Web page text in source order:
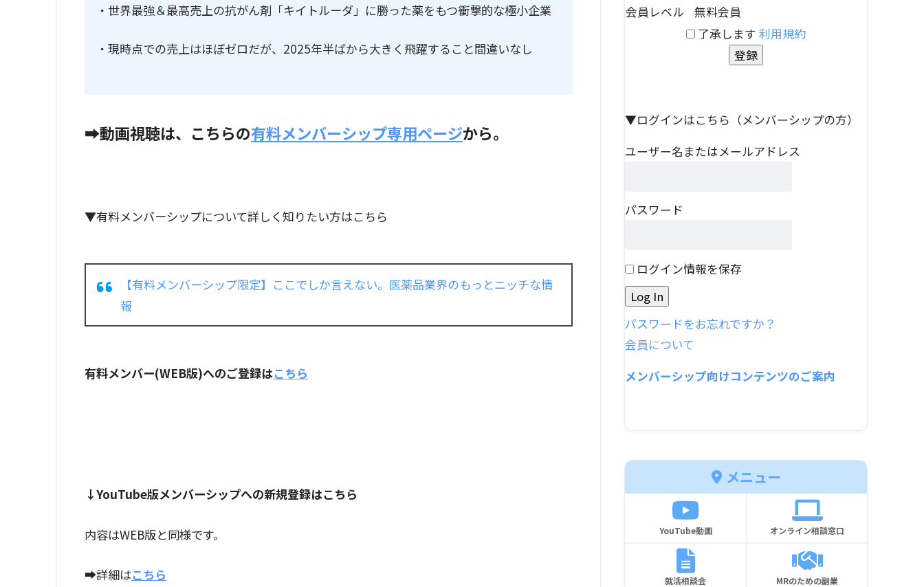
・世界最強＆最高売上の抗がん剤「キイトルーダ」に勝った薬をもつ衝撃的な極小企業
・現時点での売上はほぼゼロだが、2025年半ばから大きく飛躍すること間違いなし
➡動画視聴は、 こちらの有料メンバーシップ専用ページから。
▼有料メンバーシップについて詳しく知りたい方はこちら
【有料メンバーシップ限定】ここでしか言えない。医薬品業界のもっとニッチな情
報
有料メンバー(WEB版)へのご登録はこちら
↓YouTube版メンバーシップへの新規登録はこちら
内容はWEB版と同様です。
➡詳細はこちら
会員レベル
無料会員
了承します 利用規約
▼ログインはこちら（メンバーシップの方）
ユーザー名またはメールアドレス
パスワード
ログイン情報を保存
パスワードをお忘れですか？
会員について
メンバーシップ向けコンテンツのご案内
メニュー
YouTube動画 オンライン相談窓口
就活相談会 MRのための副業